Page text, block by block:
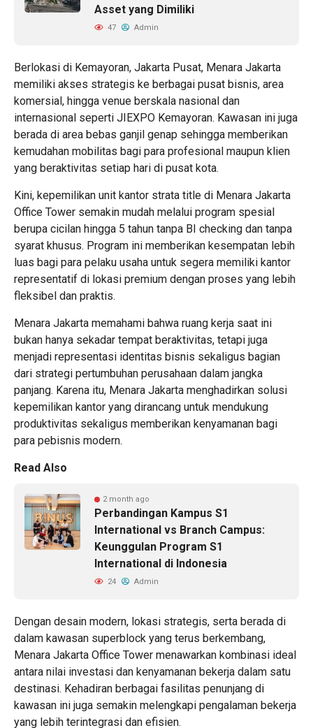
Asset yang Dimiliki
47 Admin
Berlokasi di Kemayoran, Jakarta Pusat, Menara Jakarta
memiliki akses strategis ke berbagai pusat bisnis, area
komersial, hingga venue berskala nasional dan
internasional seperti JIEXPO Kemayoran. Kawasan ini juga
berada di area bebas ganjil genap sehingga memberikan
kemudahan mobilitas bagi para profesional maupun klien
yang beraktivitas setiap hari di pusat kota.
Kini, kepemilikan unit kantor strata title di Menara Jakarta
Office Tower semakin mudah melalui program spesial
berupa cicilan hingga 5 tahun tanpa BI checking dan tanpa
syarat khusus. Program ini memberikan kesempatan lebih
luas bagi para pelaku usaha untuk segera memiliki kantor
representatif di lokasi premium dengan proses yang lebih
fleksibel dan praktis.
Menara Jakarta memahami bahwa ruang kerja saat ini
bukan hanya sekadar tempat beraktivitas, tetapi juga
menjadi representasi identitas bisnis sekaligus bagian
dari strategi pertumbuhan perusahaan dalam jangka
panjang. Karena itu, Menara Jakarta menghadirkan solusi
kepemilikan kantor yang dirancang untuk mendukung
produktivitas sekaligus memberikan kenyamanan bagi
para pebisnis modern.
Read Also
2 month ago
Perbandingan Kampus S1
International vs Branch Campus:
Keunggulan Program S1
International di Indonesia
24 Admin
Dengan desain modern, lokasi strategis, serta berada di
dalam kawasan superblock yang terus berkembang,
Menara Jakarta Office Tower menawarkan kombinasi ideal
antara nilai investasi dan kenyamanan bekerja dalam satu
destinasi. Kehadiran berbagai fasilitas penunjang di
kawasan ini juga semakin melengkapi pengalaman bekerja
yang lebih terintegrasi dan efisien.